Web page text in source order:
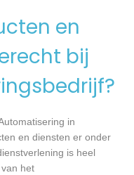
en
bij
in
en diensten er onder
is heel
het